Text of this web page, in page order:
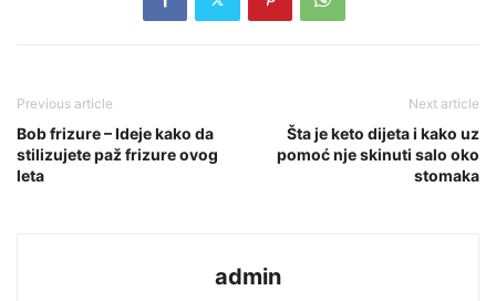
Previous article
Bob frizure – Ideje kako da
stilizujete paž frizure ovog
leta
Next article
Šta je keto dijeta i kako uz
pomoć nje skinuti salo oko
stomaka
admin